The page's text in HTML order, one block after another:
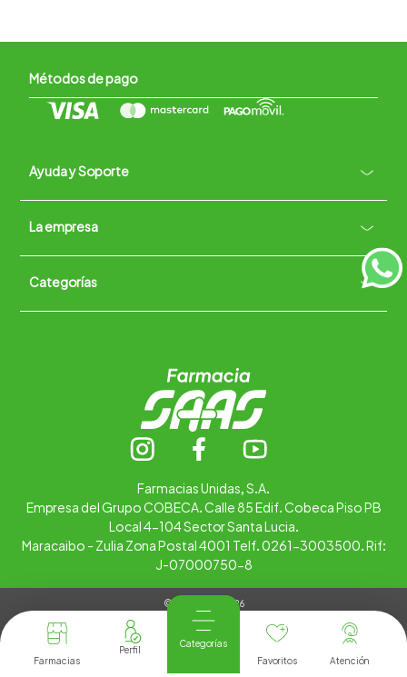
Farmacias
Categorías
Favoritos
Atención
Métodos de pago
Ayuda y Soporte +
Contacto vía WhatsApp
Términos y condiciones
La empresa +
Quiénes somos
Trabaja con nosotros
Categorías +
Farmacias Unidas, S.A.
Empresa del Grupo COBECA. Calle 85 Edif. Cobeca Piso PB
Local 4-104 Sector Santa Lucia.
Maracaibo - Zulia Zona Postal 4001 Telf. 0261-3003500. Rif:
J-07000750-8
© Copyright 2026
Tienda Virtual desarrollada por
Tecnología